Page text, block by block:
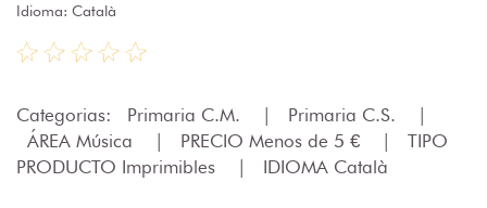
Idioma: Català
Categorias: Primaria C.M. | Primaria C.S.
|
ÁREA Música
| PRECIO Menos de 5 € |
TIPO
PRODUCTO Imprimibles
| IDIOMA Català